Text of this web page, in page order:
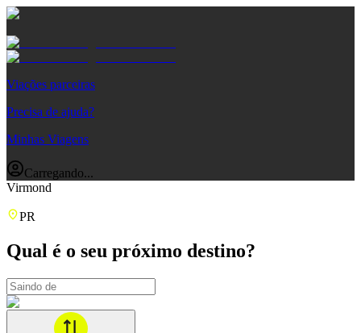
Viações parceiras
Precisa de ajuda?
Minhas Viagens
Carregando...
Virmond
PR
Qual é o seu próximo destino?